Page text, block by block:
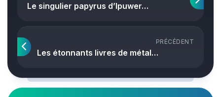
Le singulier papyrus d’Ipuwer…
PRÉCÉDENT
Les étonnants livres de métal…